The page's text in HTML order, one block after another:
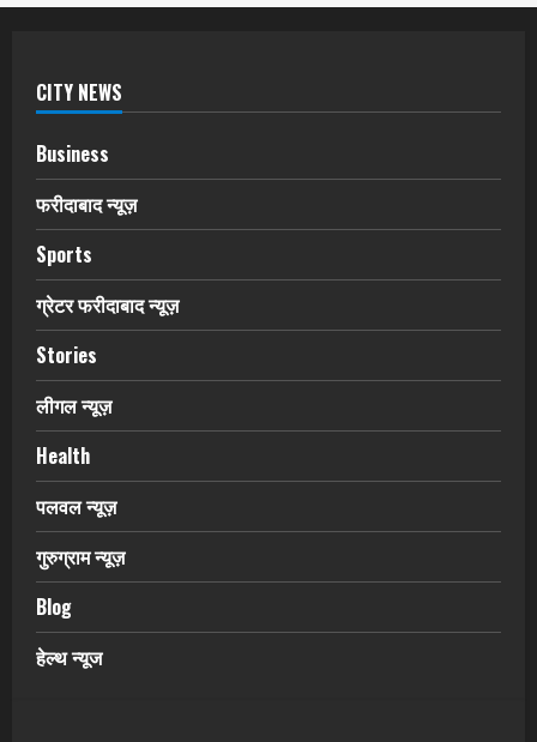
CITY NEWS
Business
फरीदाबाद न्यूज़
Sports
ग्रेटर फरीदाबाद न्यूज़
Stories
लीगल न्यूज़
Health
पलवल न्यूज़
गुरुग्राम न्यूज़
Blog
हेल्थ न्यूज